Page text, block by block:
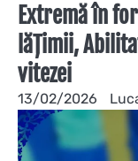
Extremă în
lățimii,
vitezei
13/02/2026